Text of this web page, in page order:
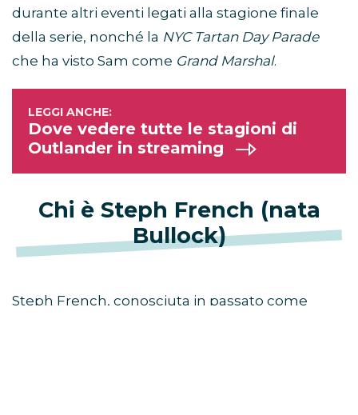
durante altri eventi legati alla stagione finale
della serie, nonché la NYC Tartan Day Parade
che ha visto Sam come Grand Marshal.
Dove vedere tutte le stagioni di
Outlander in streaming
Chi è Steph French (nata
Bullock)
Steph French, conosciuta in passato come